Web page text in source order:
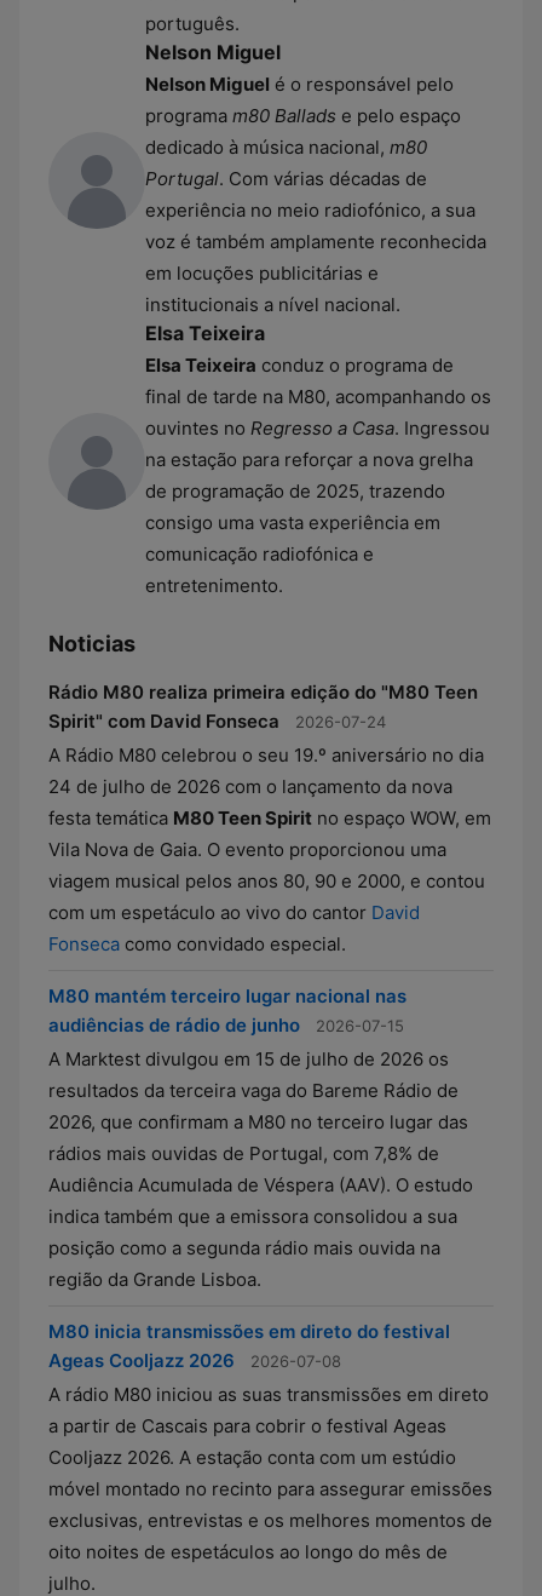
português.
Nelson Miguel
Nelson Miguel é o responsável pelo
programa m80 Ballads e pelo espaço
dedicado à música nacional, m80
Portugal. Com várias décadas de
experiência no meio radiofónico, a sua
voz é também amplamente reconhecida
em locuções publicitárias e
institucionais a nível nacional.
Elsa Teixeira
Elsa Teixeira conduz o programa de
final de tarde na M80, acompanhando os
ouvintes no Regresso a Casa. Ingressou
na estação para reforçar a nova grelha
de programação de 2025, trazendo
consigo uma vasta experiência em
comunicação radiofónica e
entretenimento.
Noticias
Rádio M80 realiza primeira edição do "M80 Teen
Spirit" com David Fonseca
2026-07-24
A Rádio M80 celebrou o seu 19.º aniversário no dia
24 de julho de 2026 com o lançamento da nova
festa temática M80 Teen Spirit no espaço WOW, em
Vila Nova de Gaia. O evento proporcionou uma
viagem musical pelos anos 80, 90 e 2000, e contou
com um espetáculo ao vivo do cantor David
Fonseca como convidado especial.
M80 mantém terceiro lugar nacional nas
audiências de rádio de junho
2026-07-15
A Marktest divulgou em 15 de julho de 2026 os
resultados da terceira vaga do Bareme Rádio de
2026, que confirmam a M80 no terceiro lugar das
rádios mais ouvidas de Portugal, com 7,8% de
Audiência Acumulada de Véspera (AAV). O estudo
indica também que a emissora consolidou a sua
posição como a segunda rádio mais ouvida na
região da Grande Lisboa.
M80 inicia transmissões em direto do festival
Ageas Cooljazz 2026
2026-07-08
A rádio M80 iniciou as suas transmissões em direto
a partir de Cascais para cobrir o festival Ageas
Cooljazz 2026. A estação conta com um estúdio
móvel montado no recinto para assegurar emissões
exclusivas, entrevistas e os melhores momentos de
oito noites de espetáculos ao longo do mês de
julho.